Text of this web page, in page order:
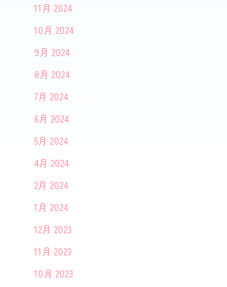
11月 2024
10月 2024
9月 2024
8月 2024
7月 2024
6月 2024
5月 2024
4月 2024
2月 2024
1月 2024
12月 2023
11月 2023
10月 2023